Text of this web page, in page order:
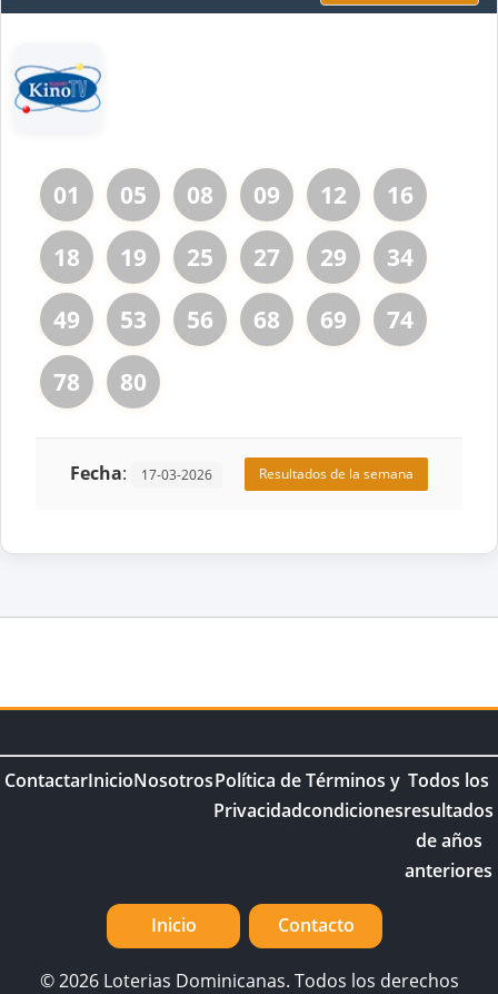
01 05 08 09 12
16
18
19 25 27 29
34
49
53 56 68 69
74
78
80
Fecha: 17-03-2026 Resultados de la semana
ContactarInicioNosotrosPolítica de
Privacidad
Términos y
condiciones
Todos los
resultados
de años
anteriores
Inicio Contacto
© 2026 Loterias Dominicanas. Todos los derechos